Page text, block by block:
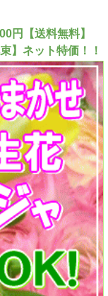
円【送料無料】
】ネット特価！！